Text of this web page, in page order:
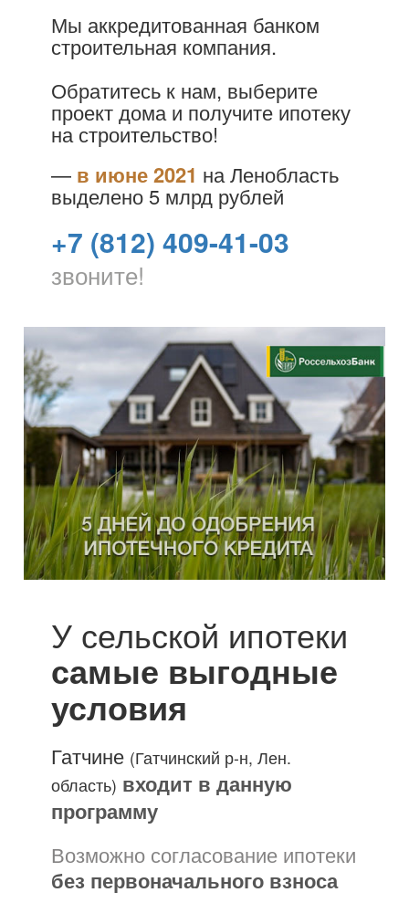
Мы аккредитованная банком
строительная компания.
Обратитесь к нам, выберите
проект дома и получите ипотеку
на строительство!
— в июне 2021 на Ленобласть
выделено 5 млрд рублей
+7 (812) 409-41-03
звоните!
У сельской ипотеки
самые выгодные
условия
Гатчине (Гатчинский р-н, Лен.
область) входит в данную
программу
Возможно согласование ипотеки
без первоначального взноса